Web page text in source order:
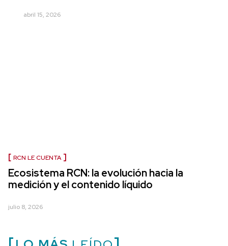
abril 15, 2026
RCN LE CUENTA
Ecosistema RCN: la evolución hacia la
medición y el contenido líquido
julio 8, 2026